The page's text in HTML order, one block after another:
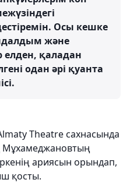
Осы кешке
және
елден, қаладан
одан әрі қуанта
Theatre сахнасында
Мұхамеджановтың
ариясын орындап,
қосты.